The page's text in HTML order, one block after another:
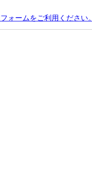
ォームをご利用ください。